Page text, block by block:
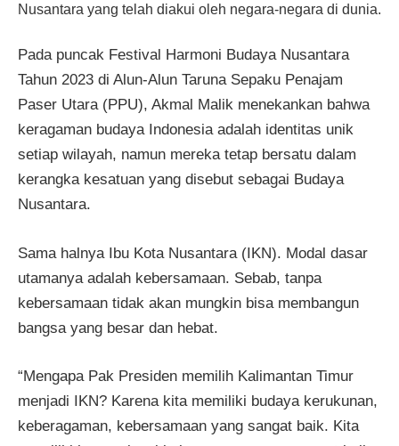
Nusantara yang telah diakui oleh negara-negara di dunia.
Pada puncak Festival Harmoni Budaya Nusantara
Tahun 2023 di Alun-Alun Taruna Sepaku Penajam
Paser Utara (PPU), Akmal Malik menekankan bahwa
keragaman budaya Indonesia adalah identitas unik
setiap wilayah, namun mereka tetap bersatu dalam
kerangka kesatuan yang disebut sebagai Budaya
Nusantara.
Sama halnya Ibu Kota Nusantara (IKN). Modal dasar
utamanya adalah kebersamaan. Sebab, tanpa
kebersamaan tidak akan mungkin bisa membangun
bangsa yang besar dan hebat.
“Mengapa Pak Presiden memilih Kalimantan Timur
menjadi IKN? Karena kita memiliki budaya kerukunan,
keberagaman, kebersamaan yang sangat baik. Kita